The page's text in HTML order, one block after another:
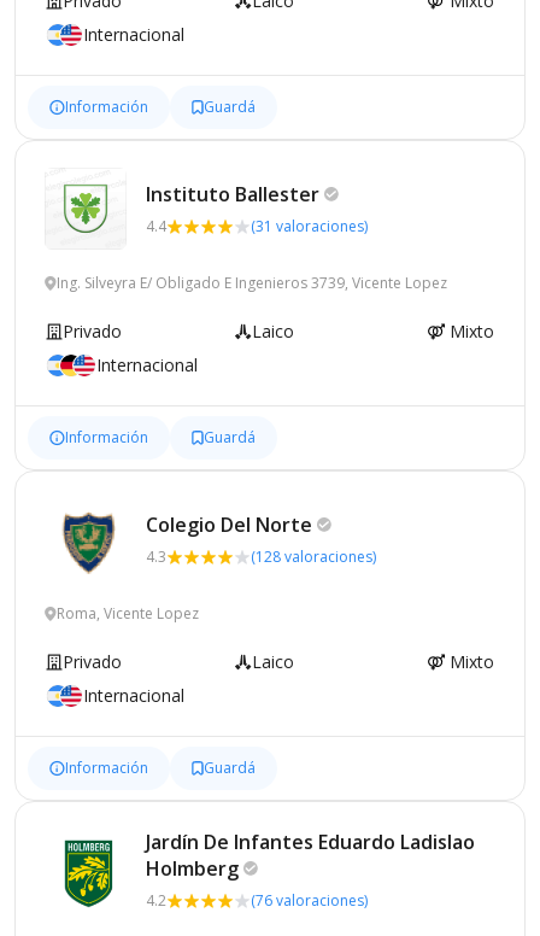
Internacional
Información Guardá
Instituto Ballester
4.4 (31 valoraciones)
Ing. Silveyra E/ Obligado E Ingenieros 3739, Vicente Lopez
Privado Laico
Mixto
Internacional
Información Guardá
Colegio Del Norte
4.3 (128 valoraciones)
Roma, Vicente Lopez
Privado Laico
Mixto
Internacional
Información Guardá
Jardín De Infantes Eduardo Ladislao
Holmberg
4.2 (76 valoraciones)